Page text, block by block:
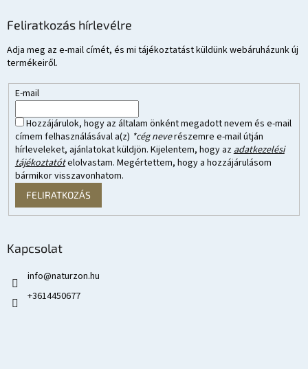
Feliratkozás hírlevélre
Adja meg az e-mail címét, és mi tájékoztatást küldünk webáruházunk új
termékeiről.
E-mail
Hozzájárulok, hogy az általam önként megadott nevem és e-mail
címem felhasználásával a(z) *cég neverészemre e-mail útján
hírleveleket, ajánlatokat küldjön. Kijelentem, hogy azadatkezelési
tájékoztatótelolvastam. Megértettem, hogy a hozzájárulásom
bármikor visszavonhatom.
FELIRATKOZÁS
Kapcsolat
info@naturzon.hu
+3614450677